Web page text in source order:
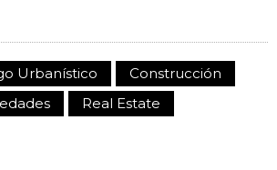
Urbanístico
Construcción
Real Estate